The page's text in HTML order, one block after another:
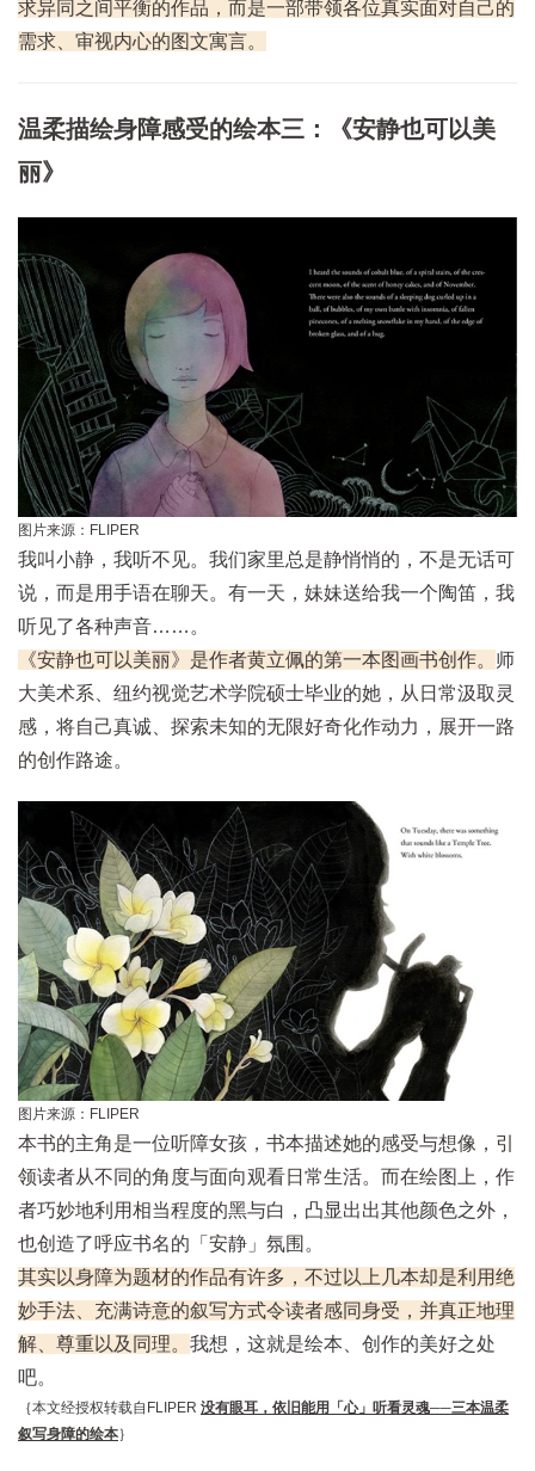
求异同之间平衡的作品，而是一部带领各位真实面对自己的
需求、审视内心的图文寓言。
温柔描绘身障感受的绘本三：《安静也可以美
丽》
图片来源：FLIPER
我叫小静，我听不见。我们家里总是静悄悄的，不是无话可
说，而是用手语在聊天。有一天，妹妹送给我一个陶笛，我
听见了各种声音……。
《安静也可以美丽》是作者黄立佩的第一本图画书创作。 师
大美术系、纽约视觉艺术学院硕士毕业的她，从日常汲取灵
感，将自己真诚、探索未知的无限好奇化作动力，展开一路
的创作路途。
图片来源：FLIPER
本书的主角是一位听障女孩，书本描述她的感受与想像，引
领读者从不同的角度与面向观看日常生活。而在绘图上，作
者巧妙地利用相当程度的黑与白，凸显出出其他颜色之外，
也创造了呼应书名的「安静」氛围。
其实以身障为题材的作品有许多，不过以上几本却是利用绝
妙手法、充满诗意的叙写方式令读者感同身受，并真正地理
解、尊重以及同理。 我想，这就是绘本、创作的美好之处
吧。
｛本文经授权转载自FLIPER 没有眼耳，依旧能用「心」听看灵魂──三本温柔
叙写身障的绘本｝